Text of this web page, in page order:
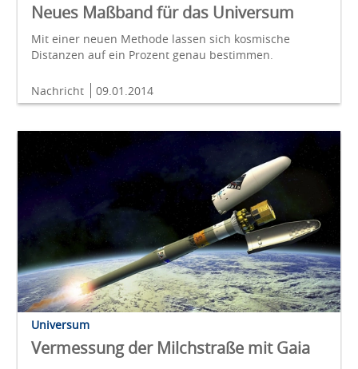
Neues Maßband für das Universum
Mit einer neuen Methode lassen sich kosmische
Distanzen auf ein Prozent genau bestimmen.
Nachricht 09.01.2014
Universum
Vermessung der Milchstraße mit Gaia